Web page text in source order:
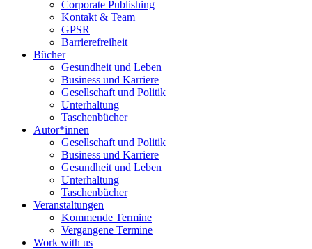
Corporate Publishing
Kontakt & Team
GPSR
Barrierefreiheit
Bücher
Gesundheit und Leben
Business und Karriere
Gesellschaft und Politik
Unterhaltung
Taschenbücher
Autor*innen
Gesellschaft und Politik
Business und Karriere
Gesundheit und Leben
Unterhaltung
Taschenbücher
Veranstaltungen
Kommende Termine
Vergangene Termine
Work with us